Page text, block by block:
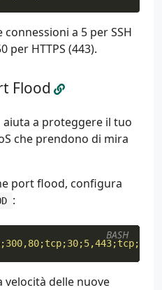
a 5 per SSH
per HTTPS (443).
Flood
a proteggere il tuo
che prendono di mira
port flood, configura
:
BASH
velocità delle nuove